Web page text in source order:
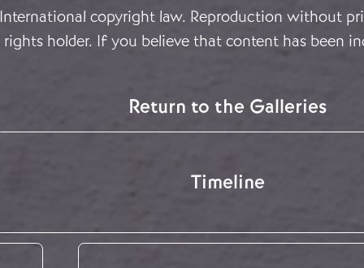
copyright law. Reproduction without
holder. If you believe that content has been
Return to the Galleries
Timeline